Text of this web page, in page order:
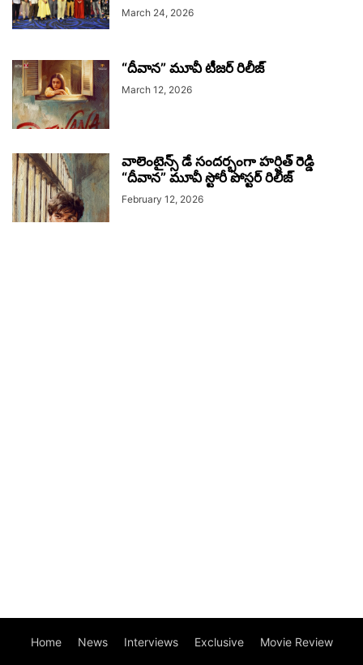
March 24, 2026
“దీవాన” మూవీ టీజర్ రిలీజ్
March 12, 2026
వాలెంటైన్స్ డే సందర్భంగా హర్షిత్ రెడ్డి
“దీవాన” మూవీ స్టోరీ పోస్టర్ రిలీజ్
February 12, 2026
Home News Interviews Exclusive Movie Review